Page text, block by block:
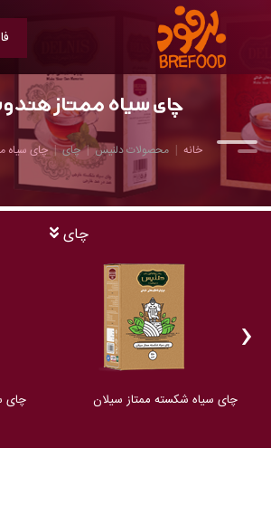
فا
چای سیاه ممتاز
خانه محصولات دلنیس چای چای سیاه
چای
چای چای سیاه شکسته ممتاز سیلان
›